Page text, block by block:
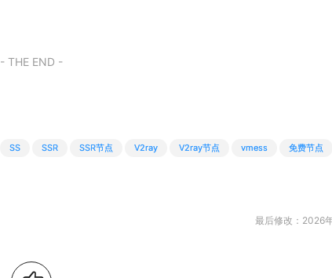
- THE END -
SS SSR SSR节点 V2ray V2ray节点 vmess
免费节点
最后修改：2026